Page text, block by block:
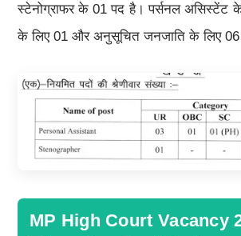
स्टेनोग्राफर के 01 पद है। पर्सनल असिस्टेंट
के लिए 01 और अनुसूचित जनजाति के लिए 06
MP High Court Vacancy